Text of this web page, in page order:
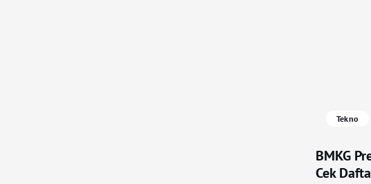
Tekno
BMKG
Cek